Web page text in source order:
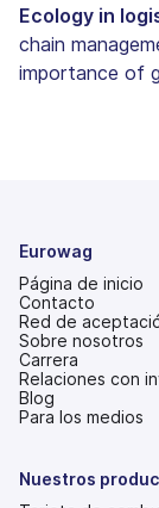
Ecology in
chain
importance of
Eurowag
Página de inicio
Contacto
Red de
Sobre nosotros
Carrera
Relaciones con
(se
abre
pestaña
Blog
Para los medios
Nuestros